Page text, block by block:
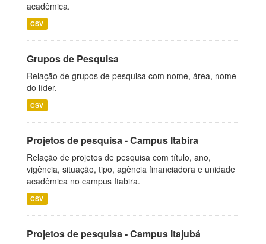
acadêmica.
CSV
Grupos de Pesquisa
Relação de grupos de pesquisa com nome, área, nome
do líder.
CSV
Projetos de pesquisa - Campus Itabira
Relação de projetos de pesquisa com título, ano,
vigência, situação, tipo, agência financiadora e unidade
acadêmica no campus Itabira.
CSV
Projetos de pesquisa - Campus Itajubá